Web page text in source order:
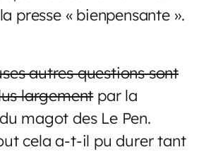
presse « bienpensante ».
autres questions sont
largementpar la
magot des Le Pen.
cela a-t-il pu durer tant